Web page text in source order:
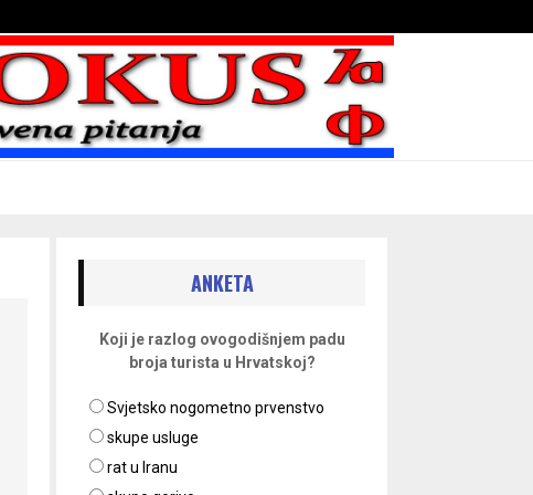
ANKETA
Koji je razlog ovogodišnjem padu
broja turista u Hrvatskoj?
Svjetsko nogometno prvenstvo
skupe usluge
rat u Iranu